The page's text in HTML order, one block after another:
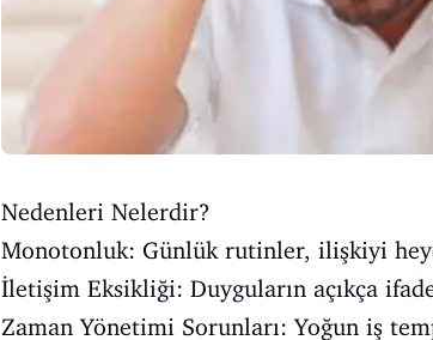
Nedenleri Nelerdir?
Monotonluk: Günlük rutinler, ilişkiyi
İletişim Eksikliği: Duyguların açıkça
Zaman Yönetimi Sorunları: Yoğun iş